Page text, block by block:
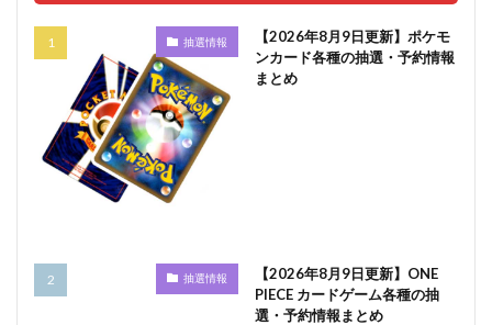
抽選情報
【2026年8月9日更新】ポケモ
ンカード各種の抽選・予約情報
まとめ
抽選情報
【2026年8月9日更新】ONE
PIECE カードゲーム各種の抽
選・予約情報まとめ